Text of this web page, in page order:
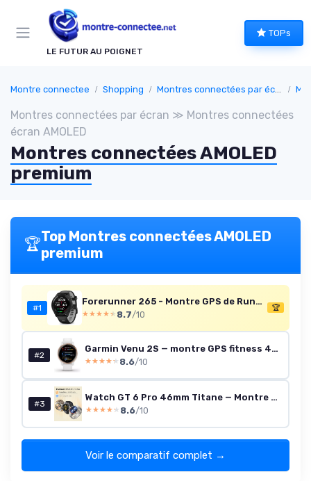
LE FUTUR AU POIGNET
TOPs
Montre connectee Shopping Montres connectées par écran
Montres connectées par écran ≫ Montres connectées
écran AMOLED
Montres connectées AMOLED
premium
🏆Top Montres connectées AMOLED
premium
#1
Forerunner 265 - Montre GPS de Running avec écran AMOLED - Noire avec Bracelet en Silicone Noir/Gris - Boîtier 46 mm 46 mm Noir
★★★★★
★★★★★ 8.7/10
🏆
#2
Garmin Venu 2S — montre GPS fitness 40 mm blanche (écran AMOLED 1,1\")
★★★★★
★★★★★ 8.6/10
#3
Watch GT 6 Pro 46mm Titane — Montre connectée GPS, Écran AMOLED 1,47 Pouce, 21 jours
★★★★★
★★★★★ 8.6/10
Voir le comparatif complet →
Panneau de gestion des cookies